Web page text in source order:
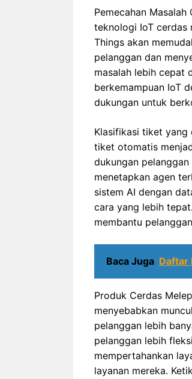
Pemecahan
teknologi IoT cerdas
Things akan
pelanggan dan
masalah lebih cepat
berkemampuan IoT
dukungan untuk
Klasifikasi tiket yang
tiket otomatis
dukungan
menetapkan agen
sistem AI dengan
cara yang lebih
membantu
Baca Juga Daftar
Produk Cerdas
menyebabkan
pelanggan lebih
pelanggan lebih
mempertahankan
layanan mereka.